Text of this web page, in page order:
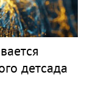
детсада